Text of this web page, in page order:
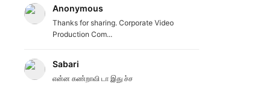
Anonymous
Thanks for sharing. Corporate Video
Production Com...
Sabari
என்ன கண்றாவி டா இது ச்ச